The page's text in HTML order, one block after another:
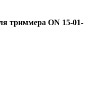
триммера ON 15-01-